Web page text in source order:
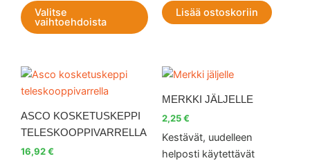
Valitse
vaihtoehdoista
tehdä
valinnat
Lisää ostoskoriin
ASCO KOSKETUSKEPPI
TELESKOOPPIVARRELLA
16,92€
MERKKI JÄLJELLE
2,25€
Kestävät, uudelleen
helposti käytettävät